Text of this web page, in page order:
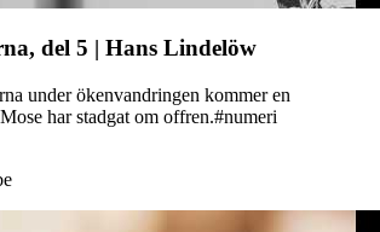
del 5 | Hans Lindelöw
under ökenvandringen kommer en
har stadgat om offren.#numeri